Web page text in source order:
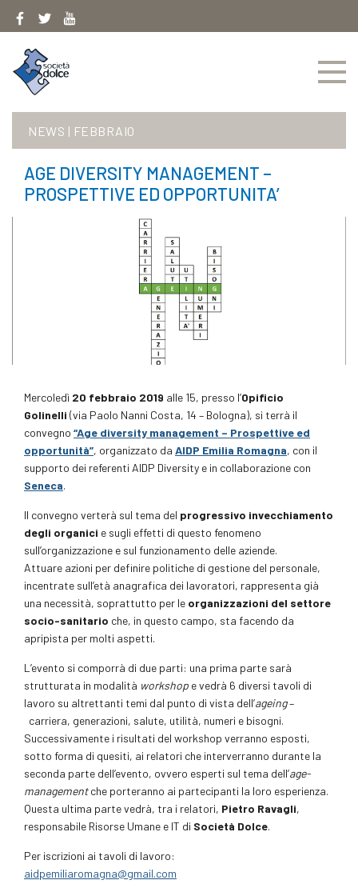
NEWS | FEBBRAIO
AGE DIVERSITY MANAGEMENT –
PROSPETTIVE ED OPPORTUNITA’
Mercoledì 20 febbraio 2019 alle 15, presso l’Opificio
Golinelli (via Paolo Nanni Costa, 14 – Bologna), si terrà il
convegno “Age diversity management – Prospettive ed
opportunità”, organizzato da AIDP Emilia Romagna, con il
supporto dei referenti AIDP Diversity e in collaborazione con
Seneca.
Il convegno verterà sul tema del progressivo invecchiamento
degli organici e sugli effetti di questo fenomeno
sull’organizzazione e sul funzionamento delle aziende.
Attuare azioni per definire politiche di gestione del personale,
incentrate sull’età anagrafica dei lavoratori, rappresenta già
una necessità, soprattutto per le organizzazioni del settore
socio-sanitario che, in questo campo, sta facendo da
apripista per molti aspetti.
L’evento si comporrà di due parti: una prima parte sarà
strutturata in modalità workshop e vedrà 6 diversi tavoli di
lavoro su altrettanti temi dal punto di vista dell’ageing–
carriera, generazioni, salute, utilità, numeri e bisogni.
Successivamente i risultati del workshop verranno esposti,
sotto forma di quesiti, ai relatori che interverranno durante la
seconda parte dell’evento, ovvero esperti sul tema dell’age-
managementche porteranno ai partecipanti la loro esperienza.
Questa ultima parte vedrà, tra i relatori, Pietro Ravagli,
responsabile Risorse Umane e IT di Società Dolce.
Per iscrizioni ai tavoli di lavoro:
aidpemiliaromagna@gmail.com